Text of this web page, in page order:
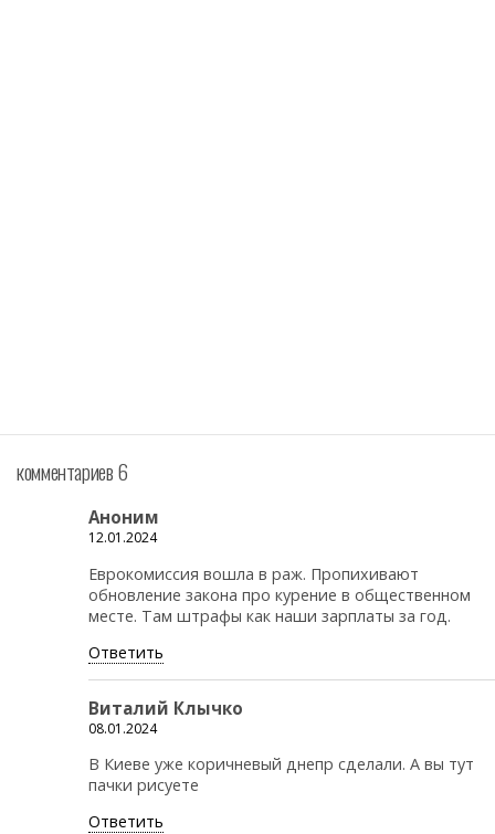
комментариев 6
Аноним
12.01.2024
Еврокомиссия вошла в раж. Пропихивают
обновление закона про курение в общественном
месте. Там штрафы как наши зарплаты за год.
Ответить
Виталий Клычко
08.01.2024
В Киеве уже коричневый днепр сделали. А вы тут
пачки рисуете
Ответить